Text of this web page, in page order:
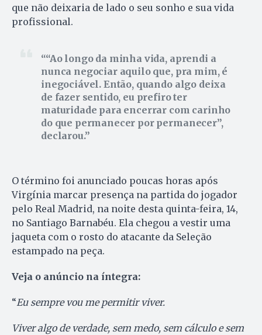
que não deixaria de lado o seu sonho e sua vida
profissional.
“Ao longo da minha vida, aprendi a
nunca negociar aquilo que, pra mim, é
inegociável. Então, quando algo deixa
de fazer sentido, eu prefiro ter
maturidade para encerrar com carinho
do que permanecer por permanecer”,
declarou.
O término foi anunciado poucas horas após
Virgínia marcar presença na partida do jogador
pelo Real Madrid, na noite desta quinta-feira, 14,
no Santiago Barnabéu. Ela chegou a vestir uma
jaqueta com o rosto do atacante da Seleção
estampado na peça.
Veja o anúncio na íntegra:
“Eu sempre vou me permitir viver.
Viver algo de verdade, sem medo, sem cálculo e sem